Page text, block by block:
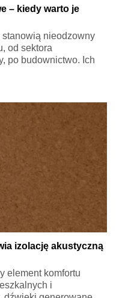
– kiedy warto je
stanowią nieodzowny
od sektora
po budownictwo. Ich
izolację akustyczną
element komfortu
i